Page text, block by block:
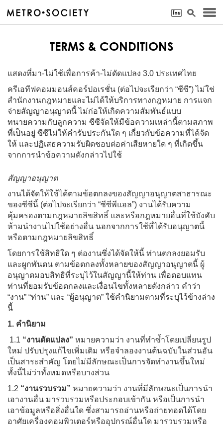
TERMS & CONDITIONS
แสดงที่มา-ไม่ใช้เพื่อการค้า-ไม่ดัดแปลง 3.0 ประเทศไทย
ครีเอทีฟคอมมอนส์คอร์ปอเรชั่น (ต่อไปจะเรียกว่า “ซีซี”) ไม่ใช่
สำนักงานกฎหมายและไม่ได้ให้บริการทางกฎหมาย การแจก
จ่ายสัญญาอนุญาตนี้ ไม่ก่อให้เกิดความสัมพันธ์แบบ
ทนายความกับลูกความ ซีซีจัดให้มีข้อความเหล่านี้ตามสภาพ
ที่เป็นอยู่ ซีซีไม่ให้คำรับประกันใด ๆ เกี่ยวกับข้อความที่ได้จัด
ให้ และปฏิเสธความรับผิดชอบต่อค่าเสียหายใด ๆ ที่เกิดขึ้น
จากการนำข้อความดังกล่าวไปใช้
สัญญาอนุญาต
งานได้จัดให้ใช้ได้ตามข้อตกลงของสัญญาอนุญาตสาธารณะ
ของซีซีนี้ (ต่อไปจะเรียกว่า “ซีซีพีแอล”) งานได้รับความ
คุ้มครองตามกฎหมายลิขสิทธิ์ และหรือกฎหมายอื่นที่ใช้บังคับ
ห้ามนำงานไปใช้อย่างอื่น นอกจากการใช้ที่ได้รับอนุญาตนี้
หรือตามกฎหมายลิขสิทธิ์
โดยการใช้สิทธิใด ๆ ต่องานซึ่งได้จัดให้นี้ ท่านตกลงยอมรับ
และผูกพันตน ตามข้อตกลงทั้งหลายของสัญญาอนุญาตนี้ ผู้
อนุญาตมอบสิทธิที่ระบุไว้ในสัญญานี้ให้ท่าน เพื่อตอบแทน
ท่านที่ยอมรับข้อตกลงและเงื่อนไขทั้งหลายดังกล่าว คำว่า
“งาน” “ท่าน” และ “ผู้อนุญาต” ใช้คำนิยามตามที่ระบุไว้ข้างล่าง
นี้
1. คำนิยาม
1.1 “งานดัดแปลง” หมายความว่า งานที่ทำซ้ำโดยเปลี่ยนรูป
ใหม่ ปรับปรุงแก้ไขเพิ่มเติม หรือจำลองงานต้นฉบับในส่วนอัน
เป็นสาระสำคัญ โดยไม่มีลักษณะเป็นการจัดทำงานขึ้นใหม่
ทั้งนี้ไม่ว่าทั้งหมดหรือบางส่วน
1.2 “งานรวบรวม” หมายความว่า งานที่มีลักษณะเป็นการนำ
เอางานอื่น มารวบรวมหรือประกอบเข้ากัน หรือเป็นการนำ
เอาข้อมูลหรือสิ่งอื่นใด ซึ่งสามารถอ่านหรือถ่ายทอดได้โดย
อาศัยเครื่องคอมพิวเตอร์หรืออุปกรณ์อื่นใด มารวบรวมหรือ